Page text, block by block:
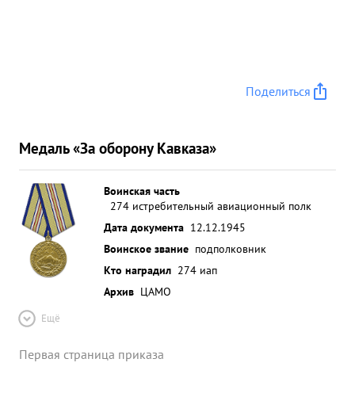
Поделиться
Медаль «За оборону Кавказа»
Воинская часть
274 истребительный авиационный полк
Дата документа 12.12.1945
Воинское звание подполковник
Кто наградил 274 иап
Архив ЦАМО
Ещё
Первая страница приказа